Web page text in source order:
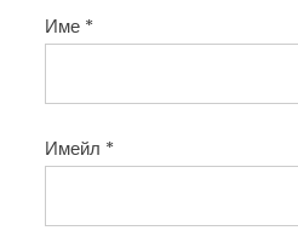
Име *
Имейл *